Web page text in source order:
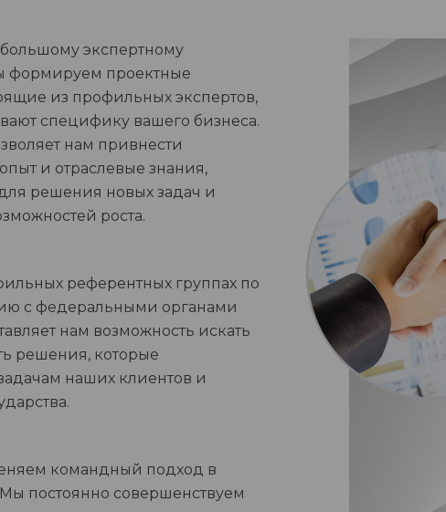
экспертному
формируем проектные
из профильных экспертов,
специфику вашего бизнеса.
нам привнести
и отраслевые знания,
решения новых задач и
роста.
референтных группах по
с федеральными органами
нам возможность искать
решения, которые
наших клиентов и
командный подход в
постоянно совершенствуем